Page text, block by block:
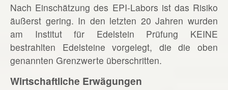
Nach Einschätzung des EPI-Labors ist das Risiko
äußerst gering. In den letzten 20 Jahren wurden
am Institut für Edelstein Prüfung KEINE
bestrahlten Edelsteine vorgelegt, die die oben
genannten Grenzwerte überschritten.
Wirtschaftliche Erwägungen